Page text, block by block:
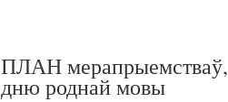
ПЛАН
дню роднай мовы